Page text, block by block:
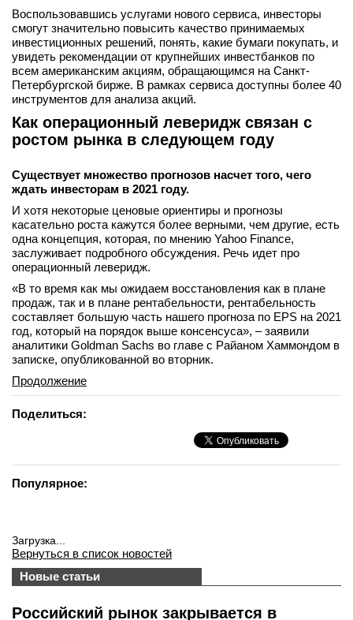
Воспользовавшись услугами нового сервиса, инвесторы
смогут значительно повысить качество принимаемых
инвестиционных решений, понять, какие бумаги покупать, и
увидеть рекомендации от крупнейших инвестбанков по
всем американским акциям, обращающимся на Санкт-
Петербургской бирже. В рамках сервиса доступны более 40
инструментов для анализа акций.
Как операционный леверидж связан с
ростом рынка в следующем году
Существует множество прогнозов насчет того, чего
ждать инвесторам в 2021 году.
И хотя некоторые ценовые ориентиры и прогнозы
касательно роста кажутся более верными, чем другие, есть
одна концепция, которая, по мнению Yahoo Finance,
заслуживает подробного обсуждения. Речь идет про
операционный леверидж.
«В то время как мы ожидаем восстановления как в плане
продаж, так и в плане рентабельности, рентабельность
составляет большую часть нашего прогноза по EPS на 2021
год, который на порядок выше консенсуса», – заявили
аналитики Goldman Sachs во главе с Райаном Хаммондом в
записке, опубликованной во вторник.
Продолжение
Поделиться:
Популярное:
Загрузка...
Вернуться в список новостей
Новые статьи
Российский рынок закрывается в